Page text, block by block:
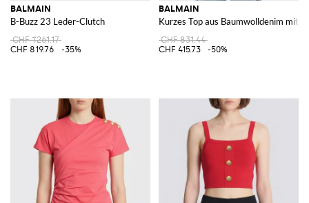
BALMAIN
B-Buzz 23 Leder-Clutch
CHF 1'261.17
CHF 819.76
-35%
BALMAIN
Kurzes Top aus Baumwolldenim mit
CHF 831.44
CHF 415.73
-50%